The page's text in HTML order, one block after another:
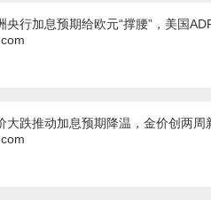
央行加息预期给欧元“撑腰”，美国
大跌推动加息预期降温，金价创两周